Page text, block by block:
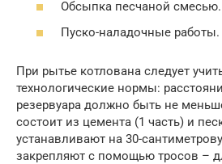
Обсыпка песчаной смесью.
Пуско-наладочные работы.
При рытье котлована следует
технологические нормы:
резервуара должно быть не
состоит из цемента (1 часть) и
устанавливают на 30-
закрепляют с помощью тросов –